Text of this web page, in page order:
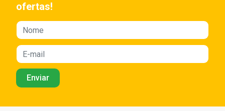
ofertas!